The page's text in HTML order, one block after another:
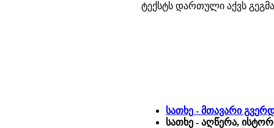
ტექსტს დართული აქვს გეგმა
სათხე - მთავარი
სათხე - აღწერა,